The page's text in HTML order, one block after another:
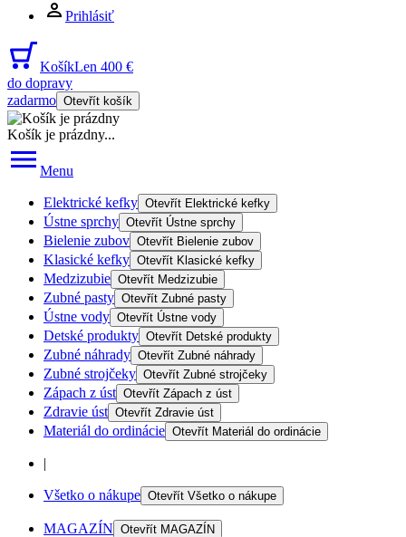
Prihlásiť
KošíkLen 400 €
do dopravy
zadarmo Otevřít košík
Košík je prázdny...
Menu
Elektrické kefky Otevřít Elektrické kefky
Ústne sprchy Otevřít Ústne sprchy
Bielenie zubov Otevřít Bielenie zubov
Klasické kefky Otevřít Klasické kefky
Medzizubie Otevřít Medzizubie
Zubné pasty Otevřít Zubné pasty
Ústne vody Otevřít Ústne vody
Detské produkty Otevřít Detské produkty
Zubné náhrady Otevřít Zubné náhrady
Zubné strojčeky Otevřít Zubné strojčeky
Zápach z úst Otevřít Zápach z úst
Zdravie úst Otevřít Zdravie úst
Materiál do ordinácie Otevřít Materiál do ordinácie
|
Všetko o nákupe Otevřít Všetko o nákupe
MAGAZÍN Otevřít MAGAZÍN